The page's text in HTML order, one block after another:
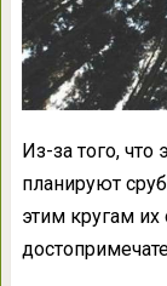
Из-за того, что
планируют
этим кругам их